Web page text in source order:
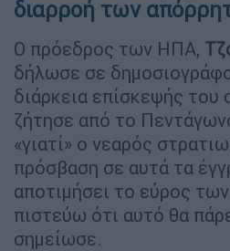
διαρροή των
Ο πρόεδρος των ΗΠΑ,
δήλωσε σε
διάρκεια επίσκεψής του
ζήτησε από το
«γιατί» ο νεαρός
πρόσβαση σε αυτά τα
αποτιμήσει το εύρος
πιστεύω ότι αυτό θα
σημείωσε.